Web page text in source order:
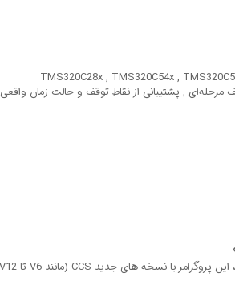
مرحله‌ای , پشتیبانی از نقاط توقف و حالت زمان واقعی